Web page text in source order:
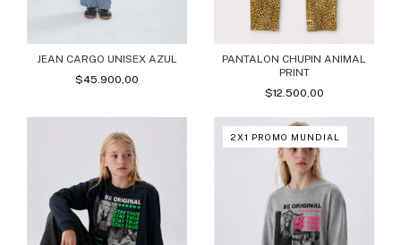
JEAN CARGO UNISEX AZUL
$45.900,00
PANTALON CHUPIN ANIMAL
PRINT
$12.500,00
2X1 PROMO MUNDIAL